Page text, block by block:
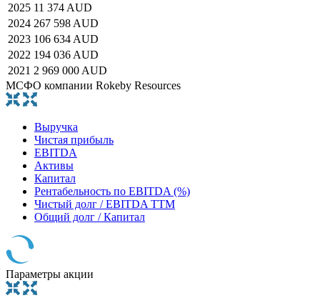
2025 11 374 AUD
2024 267 598 AUD
2023 106 634 AUD
2022 194 036 AUD
2021 2 969 000 AUD
МСФО компании Rokeby Resources
Выручка
Чистая прибыль
EBITDA
Активы
Капитал
Рентабельность по EBITDA (%)
Чистый долг / EBITDA TTM
Общий долг / Капитал
Параметры акции